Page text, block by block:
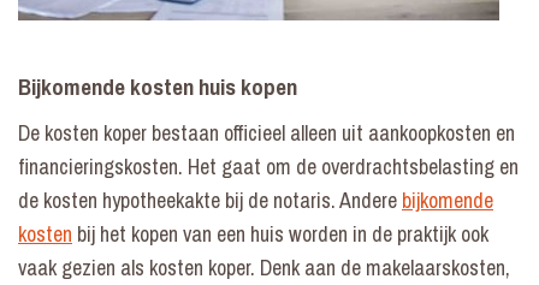
Bijkomende kosten huis kopen
De kosten koper bestaan officieel alleen uit aankoopkosten en
financieringskosten. Het gaat om de overdrachtsbelasting en
de kosten hypotheekakte bij de notaris. Andere bijkomende
kosten bij het kopen van een huis worden in de praktijk ook
vaak gezien als kosten koper. Denk aan de makelaarskosten,